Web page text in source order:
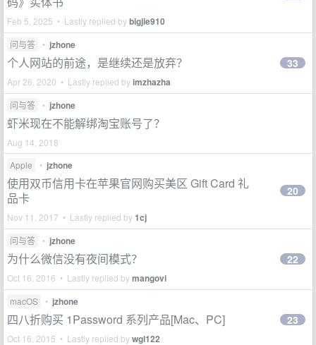
Feb 5, 2025 • Lastly replied bybigjie910
问与答 • jzhone
个人网站的前途，是继续还是放弃？
Apr 26, 2020 • Lastly replied byimzhazha
33
问与答 • jzhone
虾米现在不能解绑淘宝账号了？
Aug 14, 2018
Apple
• jzhone
使用双币信用卡在苹果官网购买美区 Gift Card 礼
品卡
Nov 11, 2017 • Lastly replied by1cj
20
问与答 • jzhone
为什么微信没有夜间模式？
Oct 16, 2016 • Lastly replied bymangovi
22
macOS • jzhone
四八折购买 1Password 系列产品[Mac、PC]
Oct 16, 2015 • Lastly replied bywgl122
23